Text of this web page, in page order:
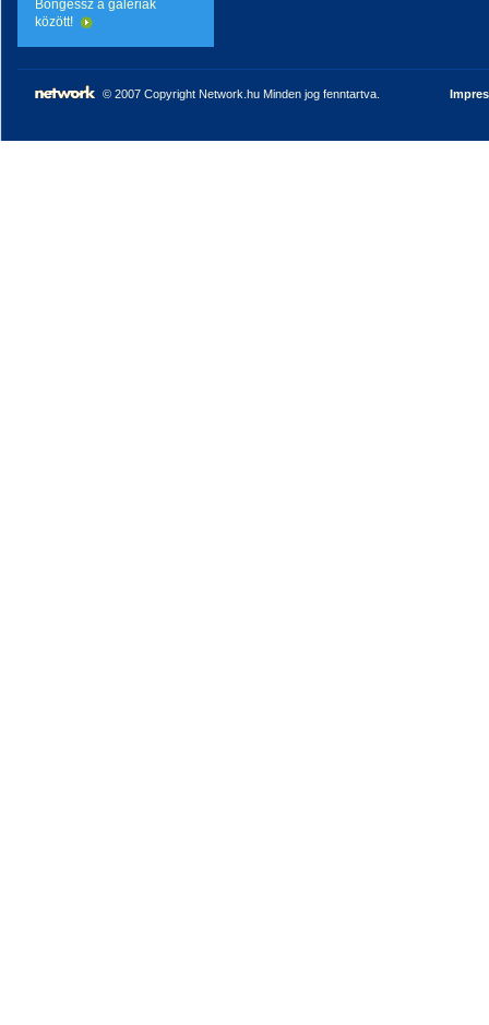
Böngéssz a galériák
között!
© 2007 Copyright Network.hu Minden jog fenntartva.